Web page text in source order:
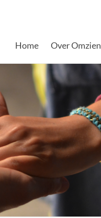
Home Over Omzien